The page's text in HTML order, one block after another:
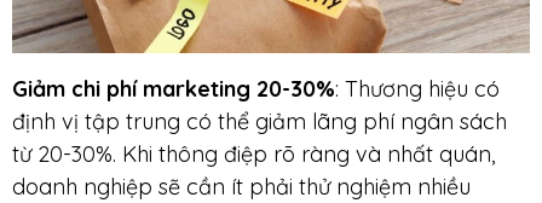
Giảm chi phí marketing 20-30%: Thương hiệu có
định vị tập trung có thể giảm lãng phí ngân sách
từ 20-30%. Khi thông điệp rõ ràng và nhất quán,
doanh nghiệp sẽ cần ít phải thử nghiệm nhiều